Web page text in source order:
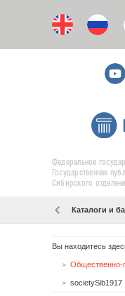
Федеральное
Государственная
Сибирского
Каталоги и
Вы находитесь
Общественно-
societySib1917